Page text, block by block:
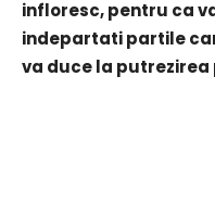
infloresc, pentru ca
indepartati partile
va duce la